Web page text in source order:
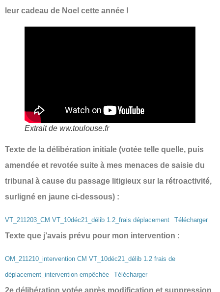
leur cadeau de Noel cette année !
Extrait de ww.toulouse.fr
Texte de la délibération initiale (votée telle quelle, puis
amendée et revotée suite à mes menaces de saisie du
tribunal à cause du passage litigieux sur la rétroactivité,
surligné en jaune ci-dessous) :
VT_211203_CM VT_10déc21_délib 1.2_frais déplacement Télécharger
Texte que j’avais prévu pour mon intervention :
OM_211210_intervention CM VT_10déc21_délib 1.2 frais de
déplacement_intervention empêchée Télécharger
2e délibération votée après modification et suppression